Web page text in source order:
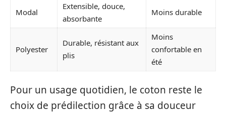
Modal
Extensible, douce,
absorbante
Moins durable
Polyester
Durable, résistant aux
plis
Moins
confortable en
été
Pour un usage quotidien, le coton reste le
choix de prédilection grâce à sa douceur